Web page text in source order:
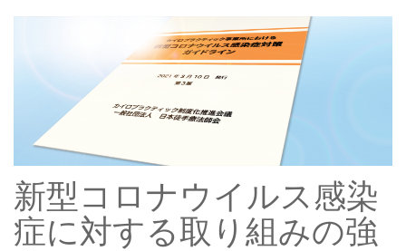
新型コロナウイルス感染
症に対する取り組みの強